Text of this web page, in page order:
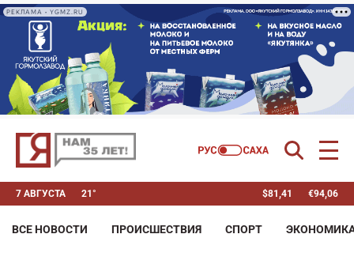
РЕКЛАМА • YGMZ.RU
7 АВГУСТА 21° $81,41 €94,06
ВСЕ НОВОСТИ ПРОИСШЕСТВИЯ СПОРТ